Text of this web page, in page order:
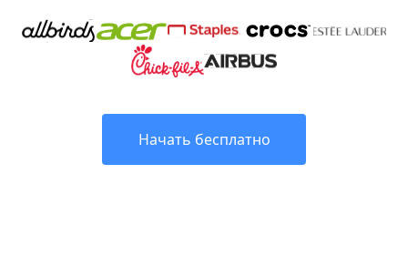
Начать бесплатно